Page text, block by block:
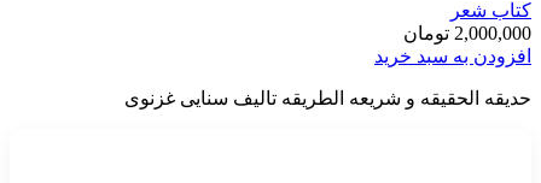
کتاب شعر
2,000,000 تومان
افزودن به سبد خرید
حدیقه الحقیقه و شریعه الطریقه تالیف سنایی غزنوی